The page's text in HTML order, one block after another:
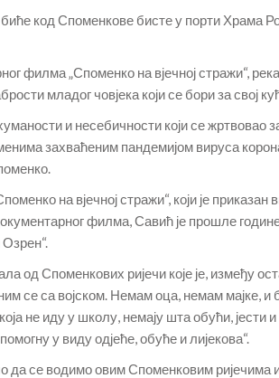
код Споменкове бисте у порти Храма
филма „Споменко на вјечној стражи“,
младог човјека који се бори за свој
и несебичности који се жртвовао
захваћеним пандемијом вируса
на вјечној стражи“, који је
филма, Савић је прошле
од Споменкових ријечи које је, између
се са војском. Немам оца, немам мајке, и
не иду у школу, немају шта обући, јести
у виду одјеће, обуће и лијекова“.
да се водимо овим Споменковим ријечима